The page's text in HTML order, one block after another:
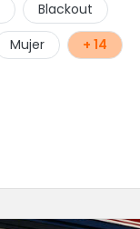
Blackout
Mujer + 14